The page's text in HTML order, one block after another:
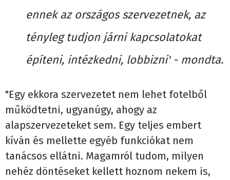
ennek az országos szervezetnek, az
tényleg tudjon járni kapcsolatokat
építeni, intézkedni, lobbizni' - mondta.
"Egy ekkora szervezetet nem lehet fotelből
működtetni, ugyanúgy, ahogy az
alapszervezeteket sem. Egy teljes embert
kíván és mellette egyéb funkciókat nem
tanácsos ellátni. Magamról tudom, milyen
nehéz döntéseket kellett hoznom nekem is,